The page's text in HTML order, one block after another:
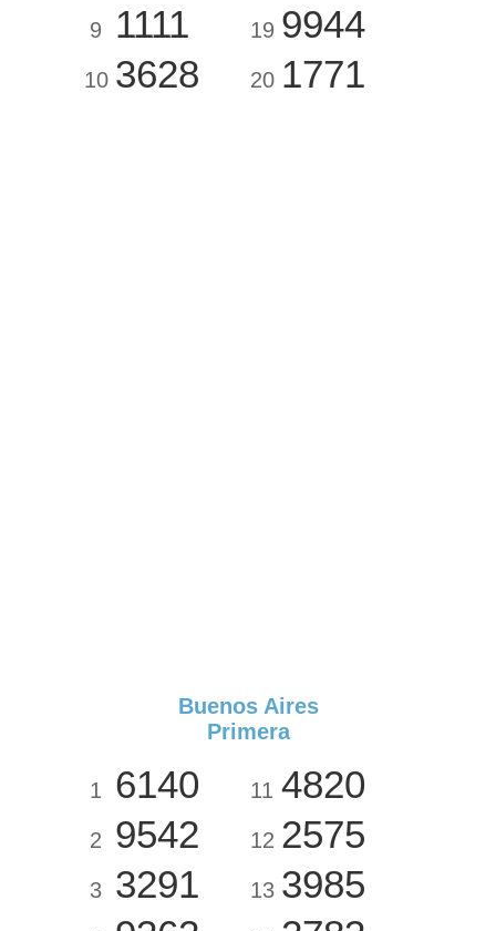
9 1111
10 3628
19 9944
20 1771
Buenos Aires
Primera
1 6140
2 9542
3 3291
11 4820
12 2575
13 3985